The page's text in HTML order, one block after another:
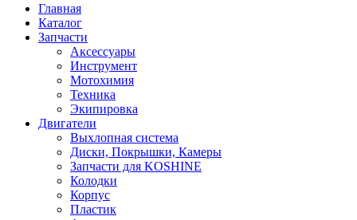
Главная
Каталог
Запчасти
Аксессуары
Инструмент
Мотохимия
Техника
Экипировка
Двигатели
Выхлопная система
Диски, Покрышки, Камеры
Запчасти для KOSHINE
Колодки
Корпус
Пластик